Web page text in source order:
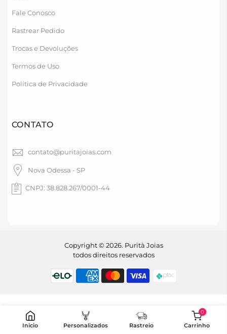
Fale Conosco
Rastrear Pedido
Trocas e Devoluções
Termos de Uso
Política de Privacidade
CONTATO
contato@puritajoias.com
Nova Odessa - SP
CNPJ: 38.828.267/0001-44
Copyright © 2026. Purità Joias
todos direitos reservados
Inicio Personalizados Rastreio
0
Carrinho